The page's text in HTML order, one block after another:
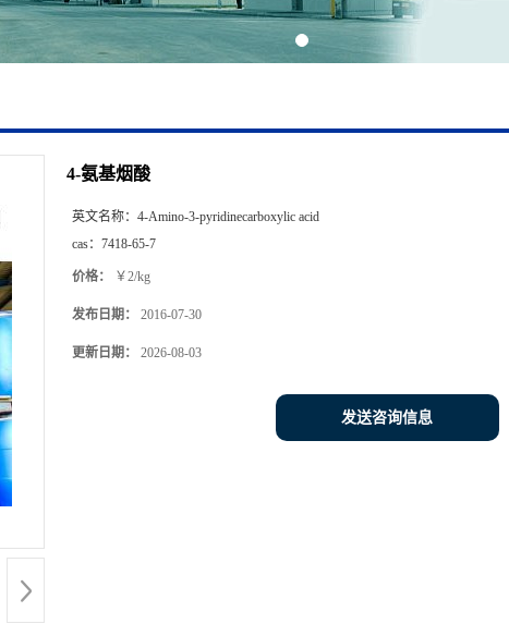
4-氨基烟酸
英文名称： 4-Amino-3-pyridinecarboxylic acid
cas： 7418-65-7
价格： ￥2/kg
发布日期： 2016-07-30
更新日期： 2026-08-03
发送咨询信息